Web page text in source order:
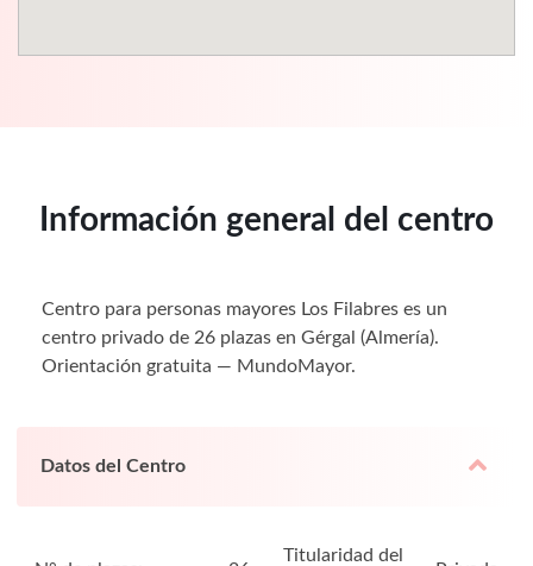
Información general del centro
Centro para personas mayores Los Filabres es un
centro privado de 26 plazas en Gérgal (Almería).
Orientación gratuita — MundoMayor.
Datos del Centro
Titularidad del